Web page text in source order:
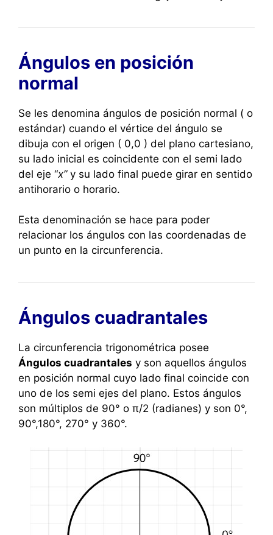
Ángulos en posición
normal
Se les denomina ángulos de posición normal ( o
estándar) cuando el vértice del ángulo se
dibuja con el origen ( 0,0 ) del plano cartesiano,
su lado inicial es coincidente con el semi lado
del eje “x” y su lado final puede girar en sentido
antihorario o horario.
Esta denominación se hace para poder
relacionar los ángulos con las coordenadas de
un punto en la circunferencia.
Ángulos cuadrantales
La circunferencia trigonométrica posee
Ángulos cuadrantales y son aquellos ángulos
en posición normal cuyo lado final coincide con
uno de los semi ejes del plano. Estos ángulos
son múltiplos de 90° o π/2 (radianes) y son 0°,
90°,180°, 270° y 360°.